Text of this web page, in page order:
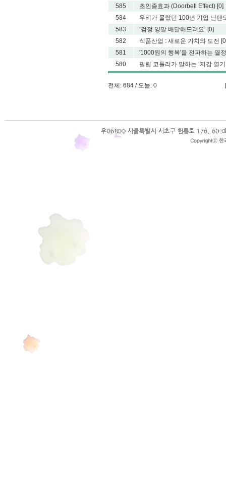
585
초인종효과 (Doorbell Effect) [0]
584
우리가 몰랐던 100년 기업 닌텐
583
‘검정 양말 배달해드려요’ [0]
582
식품산업 : 새로운 가치와 도전
581
'1000원의 행복'을 전파하는 열
580
필립 코틀러가 말하는 ‘지갑 열
전체: 684 / 오늘: 0